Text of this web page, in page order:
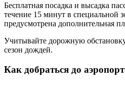
Бесплатная посадка и высадка
течение 15 минут в специальной
предусмотрена дополнительная
Учитывайте дорожную
сезон дождей.
Как добраться до